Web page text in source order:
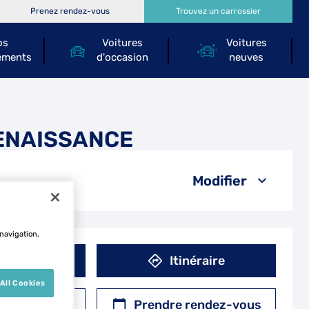
Voitures
d'occasion
Voitures
neuves
Prenez rendez-vous Trouvez un carrossier
Modifier
Itinéraire
Prendre rendez-vous
Cookies